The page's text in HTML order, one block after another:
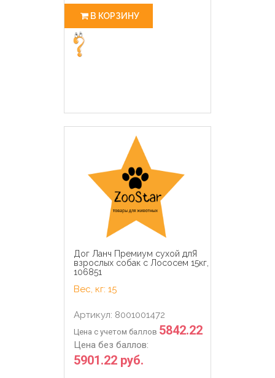
В КОРЗИНУ
Дог Ланч Премиум сухой длЯ
взрослых собак с Лососем 15кг,
106851
Вес, кг: 15
Артикул: 8001001472
Цена с учетом баллов 5842.22
Цена без баллов:
5901.22 руб.